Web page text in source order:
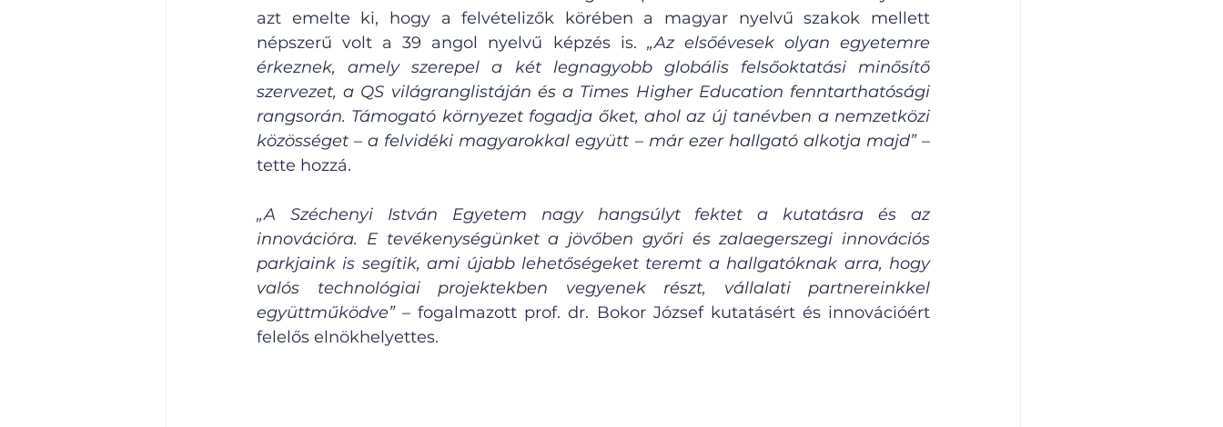
azt emelte ki, hogy a felvételizők körében a magyar nyelvű szakok mellett
népszerű volt a 39 angol nyelvű képzés is. „Az elsőévesek olyan egyetemre
érkeznek, amely szerepel a két legnagyobb globális felsőoktatási minősítő
szervezet, a QS világranglistáján és a Times Higher Education fenntarthatósági
rangsorán. Támogató környezet fogadja őket, ahol az új tanévben a nemzetközi
közösséget – a felvidéki magyarokkal együtt – már ezer hallgató alkotja majd” –
tette hozzá.
„A Széchenyi István Egyetem nagy hangsúlyt fektet a kutatásra és az
innovációra. E tevékenységünket a jövőben győri és zalaegerszegi innovációs
parkjaink is segítik, ami újabb lehetőségeket teremt a hallgatóknak arra, hogy
valós technológiai projektekben vegyenek részt, vállalati partnereinkkel
együttműködve” – fogalmazott prof. dr. Bokor József kutatásért és innovációért
felelős elnökhelyettes.